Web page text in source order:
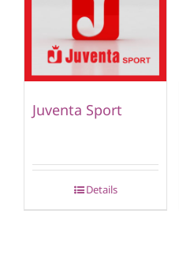
Juventa Sport
Details